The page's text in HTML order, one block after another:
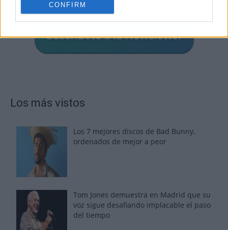
CONFIRM
Los más vistos
Los 7 mejores discos de Bad Bunny,
ordenados de mejor a peor
Tom Jones demuestra en Madrid que su
voz sigue desafiando implacable el paso
del tiempo